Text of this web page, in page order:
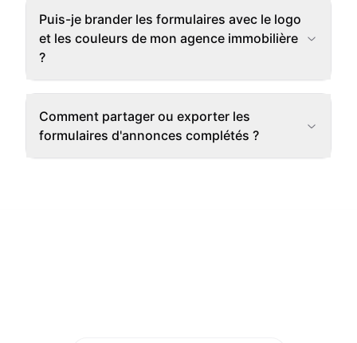
Puis-je brander les formulaires avec le logo
et les couleurs de mon agence immobilière
?
Comment partager ou exporter les
formulaires d'annonces complétés ?